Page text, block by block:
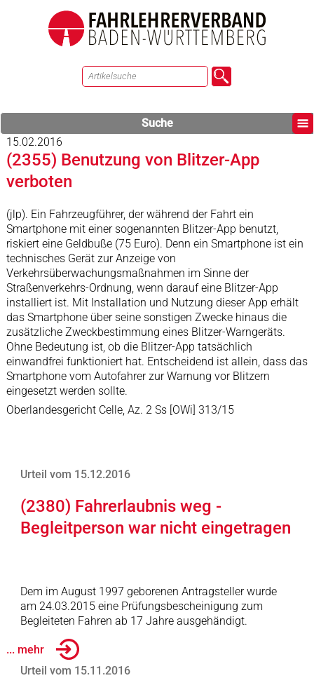
Suche
15.02.2016
(2355) Benutzung von Blitzer-App
verboten
(jlp). Ein Fahrzeugführer, der während der Fahrt ein
Smartphone mit einer sogenannten Blitzer-App benutzt,
riskiert eine Geldbuße (75 Euro). Denn ein Smartphone ist ein
technisches Gerät zur Anzeige von
Verkehrsüberwachungsmaßnahmen im Sinne der
Straßenverkehrs-Ordnung, wenn darauf eine Blitzer-App
installiert ist. Mit Installation und Nutzung dieser App erhält
das Smartphone über seine sonstigen Zwecke hinaus die
zusätzliche Zweckbestimmung eines Blitzer-Warngeräts.
Ohne Bedeutung ist, ob die Blitzer-App tatsächlich
einwandfrei funktioniert hat. Entscheidend ist allein, dass das
Smartphone vom Autofahrer zur Warnung vor Blitzern
eingesetzt werden sollte.
Oberlandesgericht Celle, Az. 2 Ss [OWi] 313/15
Urteil vom 15.12.2016
(2380) Fahrerlaubnis weg -
Begleitperson war nicht eingetragen
Dem im August 1997 geborenen Antragsteller wurde
am 24.03.2015 eine Prüfungsbescheinigung zum
Begleiteten Fahren ab 17 Jahre ausgehändigt.
... mehr
Urteil vom 15.11.2016